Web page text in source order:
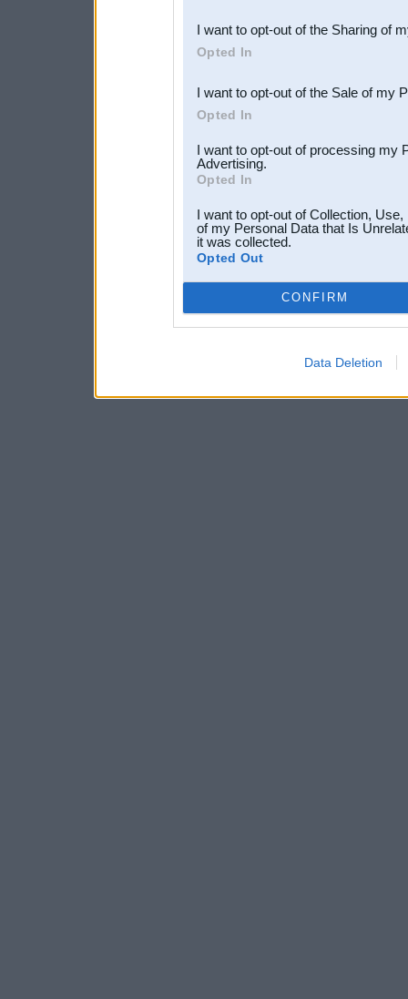
Downstream Participants
third parties.
I want to opt-out of the Sharing of
Opted In
I want to opt-out of the Sale of my
Opted In
I want to opt-out of processing my
Advertising.
Opted In
I want to opt-out of Collection,
of my Personal Data that Is
it was collected.
Opted Out
CONFIRM
Data Deletion